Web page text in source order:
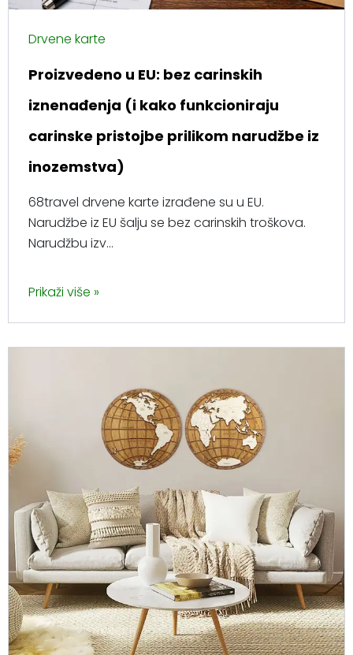
Drvene karte
Proizvedeno u EU: bez carinskih
iznenađenja (i kako funkcioniraju
carinske pristojbe prilikom narudžbe iz
inozemstva)
68travel drvene karte izrađene su u EU.
Narudžbe iz EU šalju se bez carinskih troškova.
Narudžbu izv...
Prikaži više »